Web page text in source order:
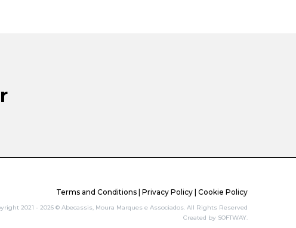
Terms and Conditions |Privacy Policy |Cookie Policy
2021 - 2026 © Abecassis, Moura Marques e Associados. All Rights Reserved
Created by SOFTWAY.